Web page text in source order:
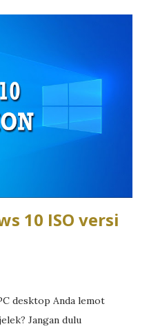
dengan pilihan warna
yang suka tampilan
naik kelas dengan
memberi kesan elegan
10 ISO versi
desktop Anda lemot
Jangan dulu